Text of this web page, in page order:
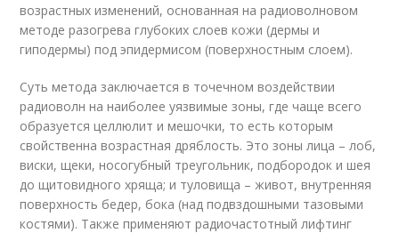
возрастных изменений, основанная на радиоволновом
методе разогрева глубоких слоев кожи (дермы и
гиподермы) под эпидермисом (поверхностным слоем).
Суть метода заключается в точечном воздействии
радиоволн на наиболее уязвимые зоны, где чаще всего
образуется целлюлит и мешочки, то есть которым
свойственна возрастная дряблость. Это зоны лица – лоб,
виски, щеки, носогубный треугольник, подбородок и шея
до щитовидного хряща; и туловища – живот, внутренняя
поверхность бедер, бока (над подвздошными тазовыми
костями). Также применяют радиочастотный лифтинг